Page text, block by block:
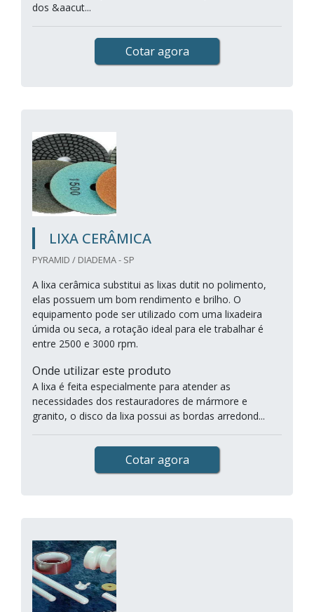
dos &aacut...
Cotar agora
LIXA CERÂMICA
PYRAMID / DIADEMA - SP
A lixa cerâmica substitui as lixas dutit no polimento,
elas possuem um bom rendimento e brilho. O
equipamento pode ser utilizado com uma lixadeira
úmida ou seca, a rotação ideal para ele trabalhar é
entre 2500 e 3000 rpm.
Onde utilizar este produto
A lixa é feita especialmente para atender as
necessidades dos restauradores de mármore e
granito, o disco da lixa possui as bordas arredond...
Cotar agora